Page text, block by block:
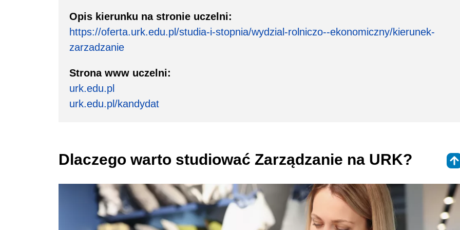
Opis kierunku na stronie uczelni:
https://oferta.urk.edu.pl/studia-i-stopnia/wydzial-rolniczo--ekonomiczny/kierunek-
zarzadzanie
Strona www uczelni:
urk.edu.pl
urk.edu.pl/kandydat
Dlaczego warto studiować Zarządzanie na URK?